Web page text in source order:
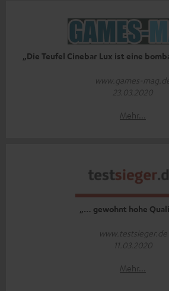
„Die Teufel Cinebar Lux ist eine
www.games-
23.03.2020
Mehr...
„… gewohnt hohe
www.testsieger.de
11.03.2020
Mehr...